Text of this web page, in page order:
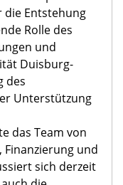
die Entstehung
Rolle des
und
Duisburg-
des
Unterstützung
das Team von
Finanzierung und
sich derzeit